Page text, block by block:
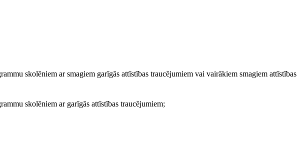
skolēniem ar smagiem garīgās attīstības traucējumiem vai vairākiem smagiem attīstības
skolēniem ar garīgās attīstības traucējumiem;